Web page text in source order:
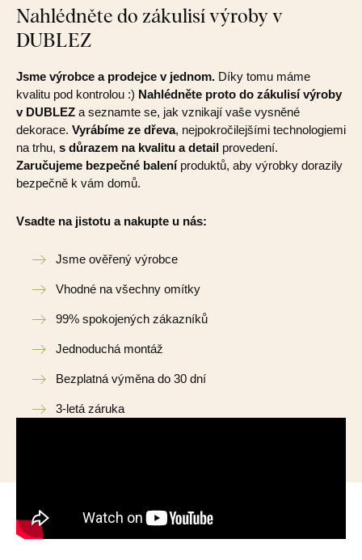
Nahlédněte do zákulisí výroby v
DUBLEZ
Jsme výrobce a prodejce v jednom. Díky tomu máme
kvalitu pod kontrolou :) Nahlédněte proto do zákulisí výroby
v DUBLEZ a seznamte se, jak vznikají vaše vysněné
dekorace. Vyrábíme ze dřeva, nejpokročilejšími technologiemi
na trhu, s důrazem na kvalitu a detail provedení.
Zaručujeme bezpečné baleníproduktů, aby výrobky dorazily
bezpečně k vám domů.
Vsadte na jistotu a nakupte u nás:
Jsme ověřený výrobce
Vhodné na všechny omítky
99% spokojených zákazníků
Jednoduchá montáž
Bezplatná výměna do 30 dní
3-letá záruka